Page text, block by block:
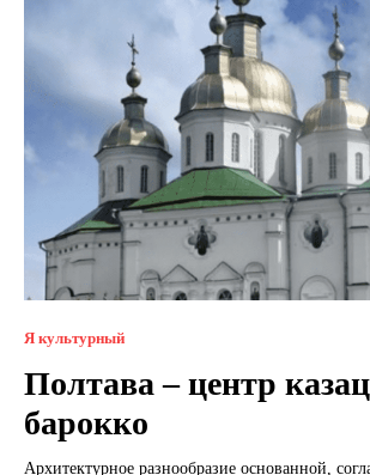
Я культурный
Полтава – центр
барокко
Архитектурное разнообразие основанной,